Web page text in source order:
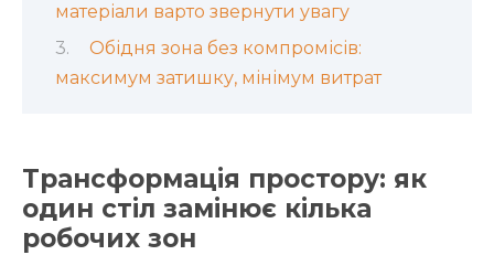
матеріали варто звернути увагу
Обідня зона без компромісів:
максимум затишку, мінімум витрат
Трансформація простору: як
один стіл замінює кілька
робочих зон